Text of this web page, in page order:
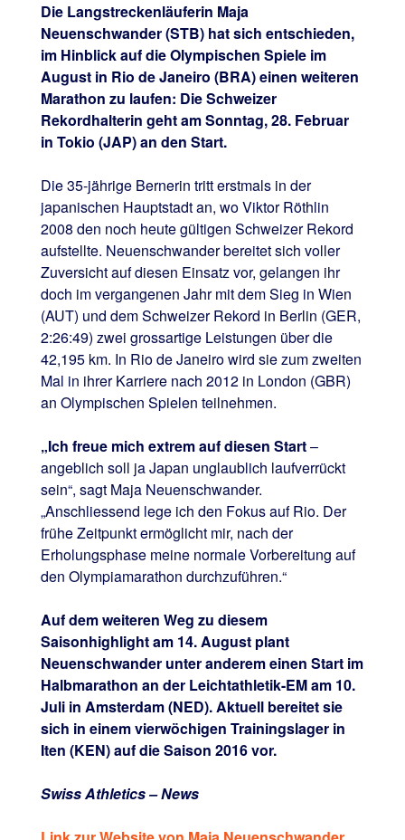
Die Langstreckenläuferin Maja
Neuenschwander (STB) hat sich entschieden,
im Hinblick auf die Olympischen Spiele im
August in Rio de Janeiro (BRA) einen weiteren
Marathon zu laufen: Die Schweizer
Rekordhalterin geht am Sonntag, 28. Februar
in Tokio (JAP) an den Start.
Die 35-jährige Bernerin tritt erstmals in der
japanischen Hauptstadt an, wo Viktor Röthlin
2008 den noch heute gültigen Schweizer Rekord
aufstellte. Neuenschwander bereitet sich voller
Zuversicht auf diesen Einsatz vor, gelangen ihr
doch im vergangenen Jahr mit dem Sieg in Wien
(AUT) und dem Schweizer Rekord in Berlin (GER,
2:26:49) zwei grossartige Leistungen über die
42,195 km. In Rio de Janeiro wird sie zum zweiten
Mal in ihrer Karriere nach 2012 in London (GBR)
an Olympischen Spielen teilnehmen.
„Ich freue mich extrem auf diesen Start–
angeblich soll ja Japan unglaublich laufverrückt
sein“, sagt Maja Neuenschwander.
„Anschliessend lege ich den Fokus auf Rio. Der
frühe Zeitpunkt ermöglicht mir, nach der
Erholungsphase meine normale Vorbereitung auf
den Olympiamarathon durchzuführen.“
Auf dem weiteren Weg zu diesem
Saisonhighlight am 14. August plant
Neuenschwander unter anderem einen Start im
Halbmarathon an der Leichtathletik-EM am 10.
Juli in Amsterdam (NED). Aktuell bereitet sie
sich in einem vierwöchigen Trainingslager in
Iten (KEN) auf die Saison 2016 vor.
Swiss Athletics – News